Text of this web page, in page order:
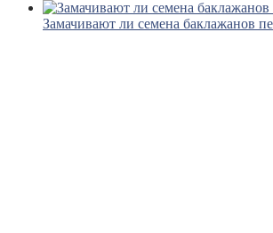
Замачивают ли семена баклажанов